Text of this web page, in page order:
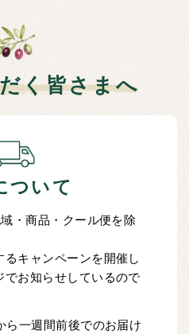
く皆さまへ
ついて
・商品・クール便を除
キャンペーンを開催し
お知らせしているので
ら一週間前後でのお届け